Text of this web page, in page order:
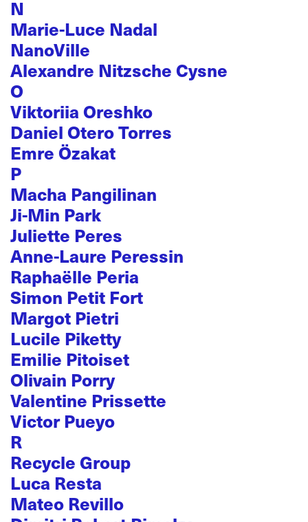
N
Marie-Luce Nadal
NanoVille
Alexandre Nitzsche Cysne
O
Viktoriia Oreshko
Daniel Otero Torres
Emre Özakat
P
Macha Pangilinan
Ji-Min Park
Juliette Peres
Anne-Laure Peressin
Raphaëlle Peria
Simon Petit Fort
Margot Pietri
Lucile Piketty
Emilie Pitoiset
Olivain Porry
Valentine Prissette
Victor Pueyo
R
Recycle Group
Luca Resta
Mateo Revillo